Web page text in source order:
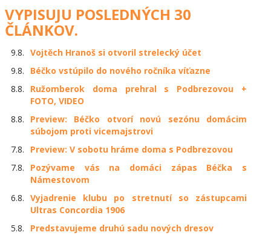
VYPISUJU POSLEDNÝCH 30
ČLÁNKOV.
9.8. Vojtěch Hranoš si otvoril strelecký účet
9.8.
Béčko vstúpilo do nového ročníka víťazne
8.8.
Ružomberok doma prehral s Podbrezovou +
FOTO, VIDEO
8.8.
Preview: Béčko otvorí novú sezónu domácim
súbojom proti vicemajstrovi
7.8.
Preview: V sobotu hráme doma s Podbrezovou
7.8.
Pozývame vás na domáci zápas Béčka s
Námestovom
6.8. Vyjadrenie klubu po stretnutí so zástupcami
Ultras Concordia 1906
5.8.
Predstavujeme druhú sadu nových dresov